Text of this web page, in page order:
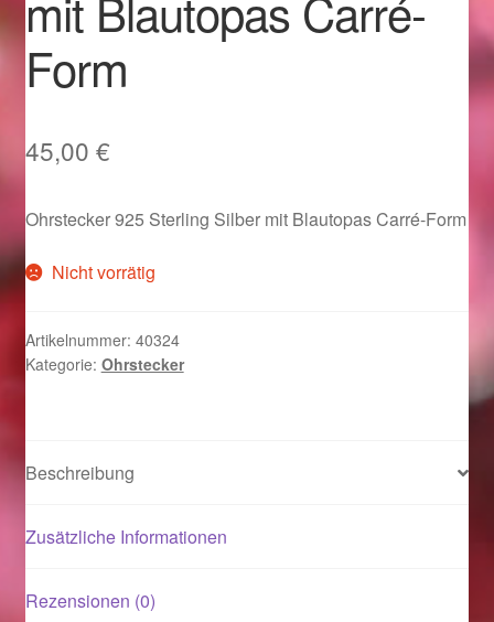
Im Gedenken an
Impressum
Karneval 2015 – Schmuck zu Fasching & Co.
Karneval 2020 – Schmuck zu Fasching & Co.
Liefer- und Versandkosten
Magisches und Festliches zu Halloween
Magisches und Festliches zu Halloween 2021
Magisches und Festliches zu Halloween 2022
Form
45,00 €
Ohrstecker 925 Sterling Silber mit Blautopas Carré-Form
Nicht vorrätig
Artikelnummer: 40324
Kategorie: Ohrstecker
Beschreibung
Zusätzliche Informationen
Rezensionen (0)